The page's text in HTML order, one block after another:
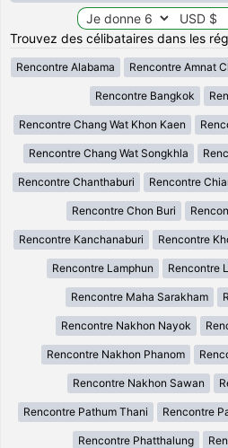
Trouvez des célibataires dans les
Rencontre Alabama Rencontre Amnat
Rencontre Bangkok
Rencontre Chang Wat Khon Kaen
Rencontre Chang Wat Songkhla
Rencontre Chanthaburi Rencontre
Rencontre Chon Buri
Rencontre Kanchanaburi Rencontre
Rencontre Lamphun Rencontre
Rencontre Maha Sarakham
Rencontre Nakhon Nayok
Rencontre Nakhon Phanom
Rencontre Nakhon Sawan
Rencontre Pathum Thani Rencontre
Rencontre Phatthalung